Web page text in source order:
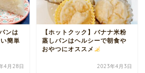
ンは
簡単
4月28日
【ホットクック】バナナ米粉
蒸しパンはヘルシーで朝食や
おやつにオススメ
2023年4月3日